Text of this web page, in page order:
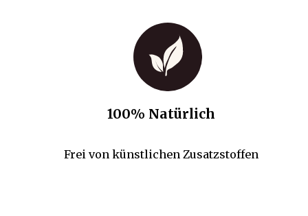
100% Natürlich
Frei von künstlichen Zusatzstoffen